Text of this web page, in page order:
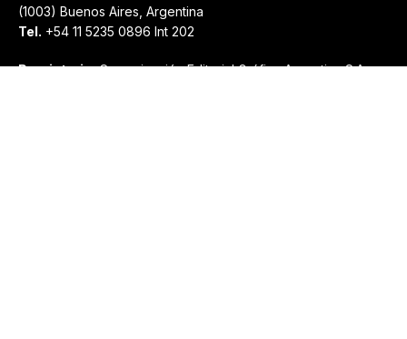
(1003) Buenos Aires, Argentina
Tel. +54 11 5235 0896 Int 202
Propietario:Comunicación Editorial Gráfica Argentina S.A.